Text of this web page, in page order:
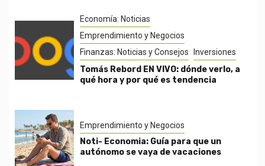
Economía: Noticias
Emprendimiento y Negocios
Finanzas: Noticias y Consejos
Inversiones
Tomás Rebord EN VIVO: dónde verlo, a
qué hora y por qué es tendencia
Emprendimiento y Negocios
Noti- Economia: Guía para que un
autónomo se vaya de vacaciones